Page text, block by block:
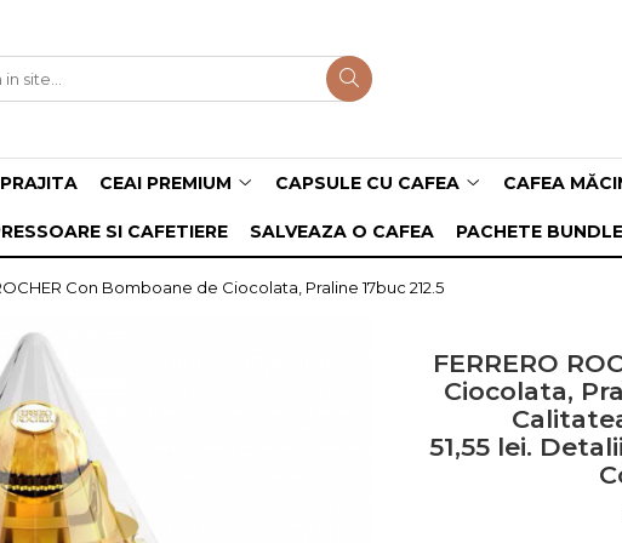
CEAI PREMIUM CAPSULE CU CAFEA CAFEA
SI CAFETIERE SALVEAZA O CAFEA PACHETE BUNDLE
Con Bomboane de Ciocolata, Praline 17buc 212.5
FERRERO
Ciocolata,
51,55 lei.